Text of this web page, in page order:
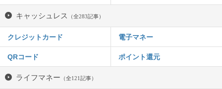
キャッシュレス （全283記事）
クレジットカード 電子マネー
QRコード ポイント還元
ライフマネー （全121記事）